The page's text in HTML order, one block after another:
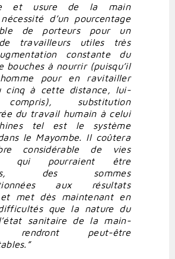
et usure de la main
d’un pourcentage
de porteurs pour un
travailleurs utiles très
constante du
bouches à nourrir (puisqu’il
pour en ravitailler
cinq à cette distance, lui-
substitution
du travail humain à celui
tel est le système
le Mayombe. Il coûtera
considérable de vies
qui pourraient être
des sommes
aux résultats
met dès maintenant en
que la nature du
sanitaire de la main-
rendront peut-être